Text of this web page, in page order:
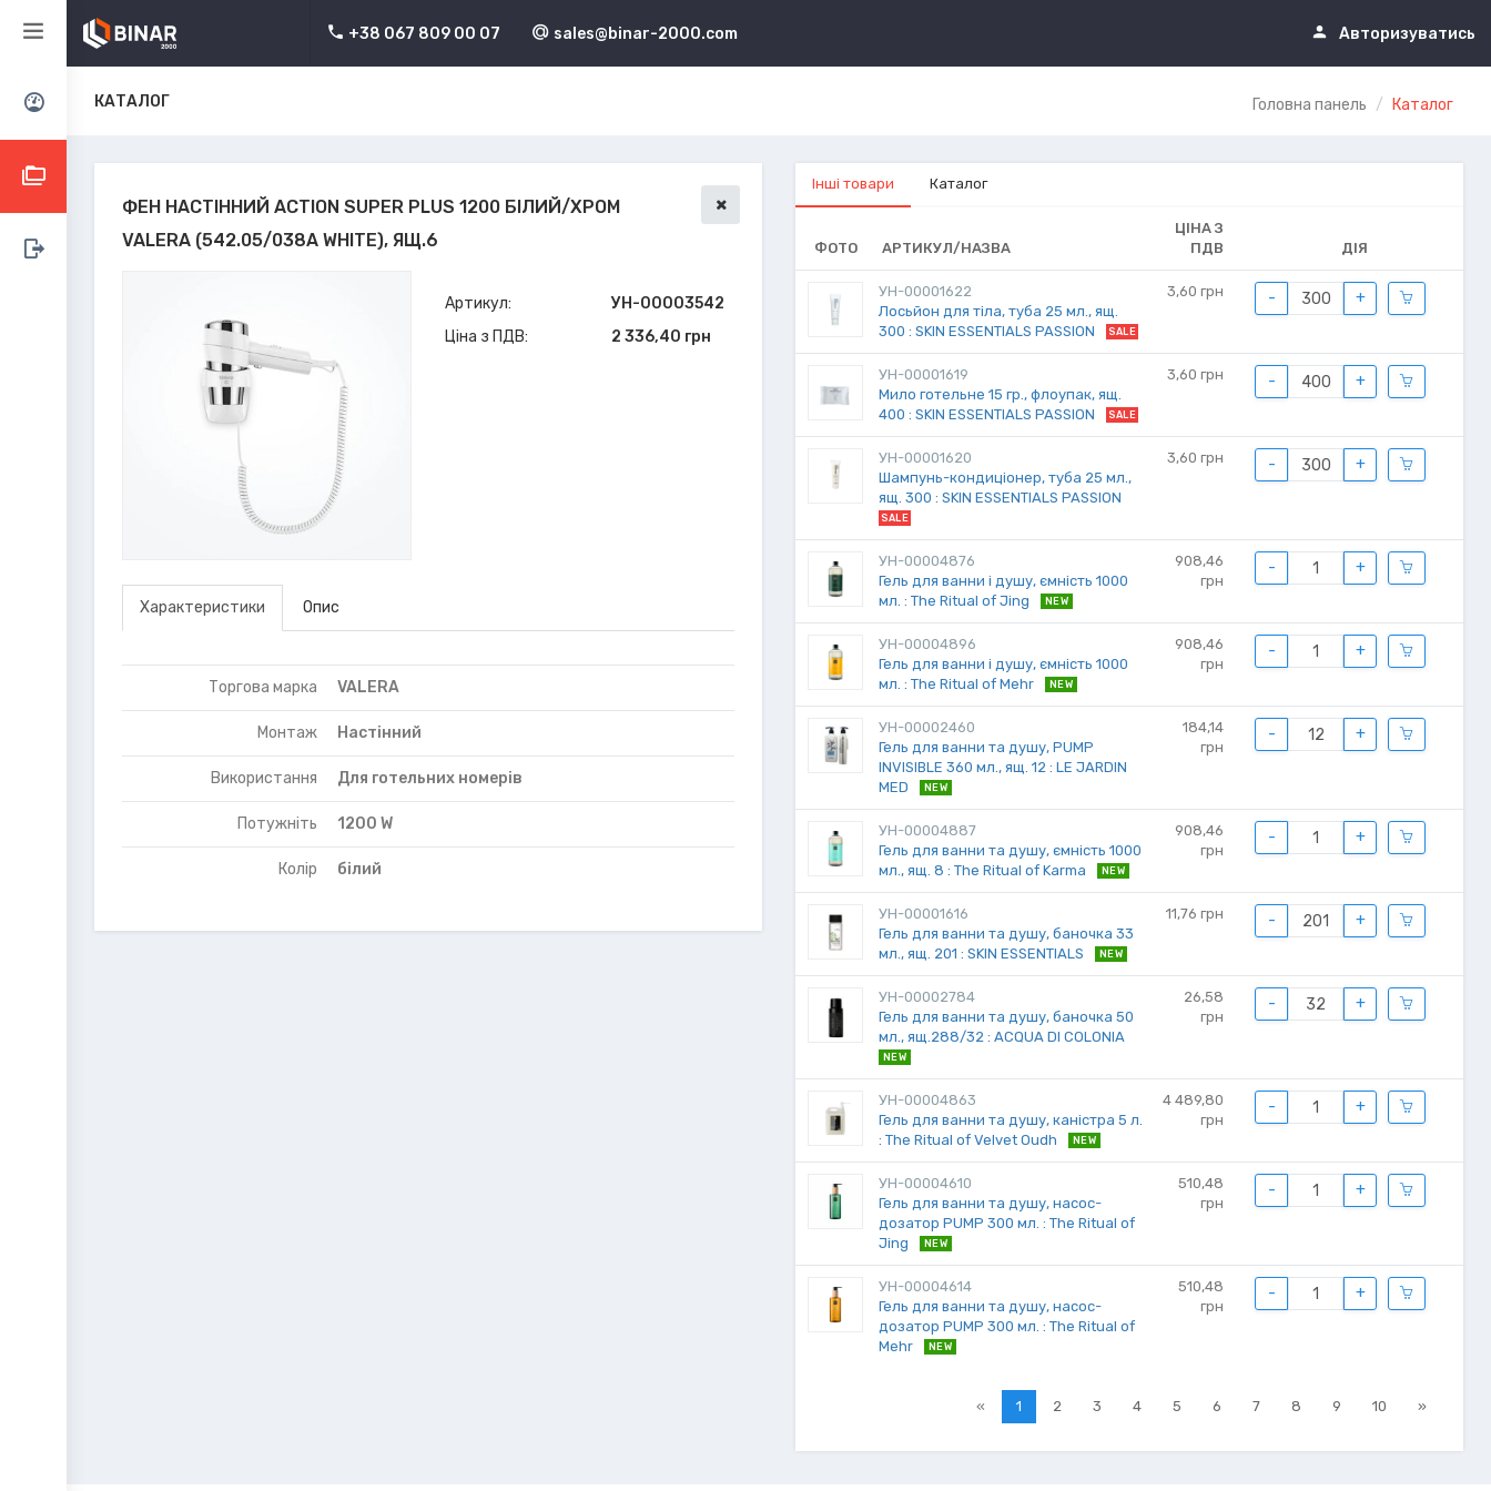
+38 067 809 00 07 sales@binar-2000.com Авторизуватись
КАТАЛОГ Головна панель Каталог
ФЕН НАСТІННИЙ ACTION SUPER PLUS 1200 БІЛИЙ/ХРОМ
VALERA (542.05/038A WHITE), ЯЩ.6
Артикул:
УН-00003542
Ціна з ПДВ:
2 336,40 грн
Характеристики Опис
Торгова марка VALERA
Монтаж Настінний
Використання Для готельних номерів
Потужніть 1200 W
Колір білий
Інші товари Каталог
ФОТО АРТИКУЛ/НАЗВА
ЦІНА З
ПДВ
ДІЯ
УН-00001622
Лосьйон для тіла, туба 25 мл., ящ.
300 : SKIN ESSENTIALS PASSION
SALE
3,60 грн - +
УН-00001619
Мило готельне 15 гр., флоупак, ящ.
400 : SKIN ESSENTIALS PASSION
SALE
3,60 грн - +
УН-00001620
Шампунь-кондиціонер, туба 25 мл.,
ящ. 300 : SKIN ESSENTIALS PASSION
SALE
3,60 грн - +
УН-00004876
Гель для ванни і душу, ємність 1000
мл. : The Ritual of Jing
NEW
908,46
грн
- +
УН-00004896
Гель для ванни і душу, ємність 1000
мл. : The Ritual of Mehr
NEW
908,46
грн
- +
УН-00002460
Гель для ванни та душу, PUMP
INVISIBLE 360 мл., ящ. 12 : LE JARDIN
MED
NEW
184,14
грн
- +
УН-00004887
Гель для ванни та душу, ємність 1000
мл., ящ. 8 : The Ritual of Karma
NEW
908,46
грн
- +
УН-00001616
Гель для ванни та душу, баночка 33
мл., ящ. 201 : SKIN ESSENTIALS
NEW
11,76 грн - +
УН-00002784
Гель для ванни та душу, баночка 50
мл., ящ.288/32 : ACQUA DI COLONIA
NEW
26,58
грн
- +
УН-00004863
Гель для ванни та душу, каністра 5 л.
: The Ritual of Velvet Oudh
NEW
4 489,80
грн
- +
УН-00004610
Гель для ванни та душу, насос-
дозатор PUMP 300 мл. : The Ritual of
Jing
NEW
510,48
грн
- +
УН-00004614
Гель для ванни та душу, насос-
дозатор PUMP 300 мл. : The Ritual of
Mehr
NEW
510,48
грн
- +
« 1 2 3 4 5 6 7 8 9 10 »